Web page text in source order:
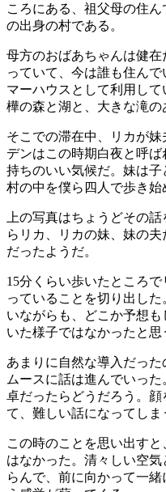
ころにある、祖父母の住
の出身の村である。
母方のおばあちゃんは健
っていて、今は誰も住ん
マーハウスとして利用し
樺の森と湖と、大きな滝の
そこでの滞在中、リカが
デンはこの時期白夜と呼
持ちのいい気候だ。妹は
村の中を僕ら四人で歩き始
上の写真はちょうどその
らリカ、リカの妹、妹の
だったようだ。
15分くらい歩いたところ
っていることを切り出し
いながらも、どこか予想
いた様子ではなかったと思
あまりに自然な導入だっ
ムースに話は進んでいっ
卓だったらどうだろう。
て、難しい話になってしま
この時のことを思い出す
はなかった。清々しい空
らんで、前に向かって一